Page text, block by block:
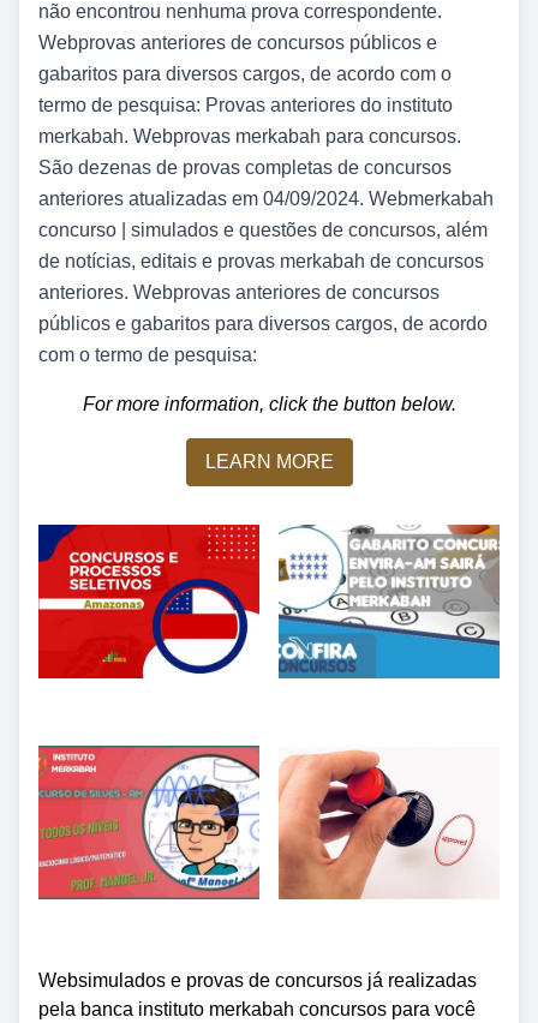
não encontrou nenhuma prova correspondente.
Webprovas anteriores de concursos públicos e
gabaritos para diversos cargos, de acordo com o
termo de pesquisa: Provas anteriores do instituto
merkabah. Webprovas merkabah para concursos.
São dezenas de provas completas de concursos
anteriores atualizadas em 04/09/2024. Webmerkabah
concurso | simulados e questões de concursos, além
de notícias, editais e provas merkabah de concursos
anteriores. Webprovas anteriores de concursos
públicos e gabaritos para diversos cargos, de acordo
com o termo de pesquisa:
For more information, click the button below.
LEARN MORE
Websimulados e provas de concursos já realizadas
pela banca instituto merkabah concursos para você